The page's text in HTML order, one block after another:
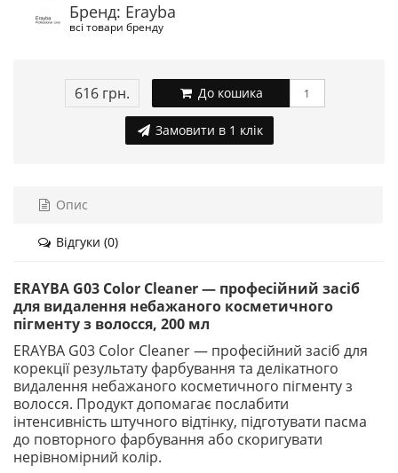
Бренд: Erayba
всі товари бренду
616 грн. До кошика
Замовити в 1 клік
Опис
Відгуки (0)
ERAYBA G03 Color Cleaner — професійний засіб
для видалення небажаного косметичного
пігменту з волосся, 200 мл
ERAYBA G03 Color Cleaner — професійний засіб для
корекції результату фарбування та делікатного
видалення небажаного косметичного пігменту з
волосся. Продукт допомагає послабити
інтенсивність штучного відтінку, підготувати пасма
до повторного фарбування або скоригувати
нерівномірний колір.